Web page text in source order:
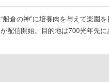
“船倉の神”に培養肉を与えて楽園
が配信開始。目的地は700光年先